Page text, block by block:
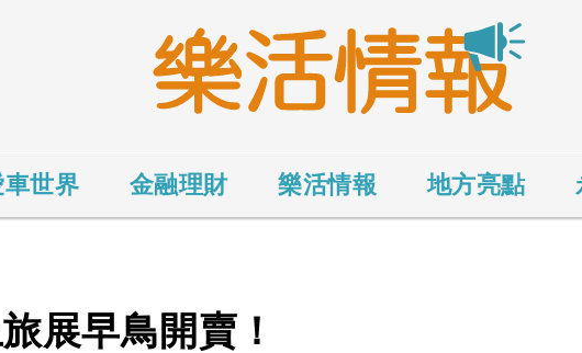
世界 金融理財 樂活情報 地方亮點
展早鳥開賣！